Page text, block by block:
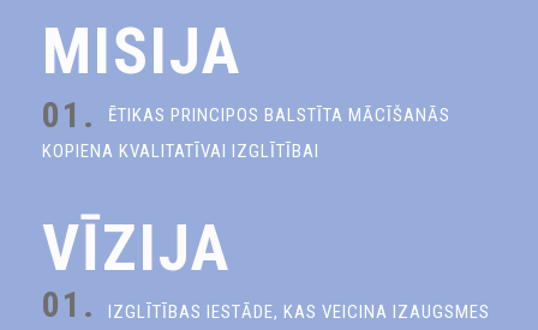
MISIJA
01.
ĒTIKAS PRINCIPOS BALSTĪTA MĀCĪŠANĀS
KOPIENA KVALITATĪVAI IZGLĪTĪBAI
VĪZIJA
01.
IZGLĪTĪBAS IESTĀDE, KAS VEICINA IZAUGSMES